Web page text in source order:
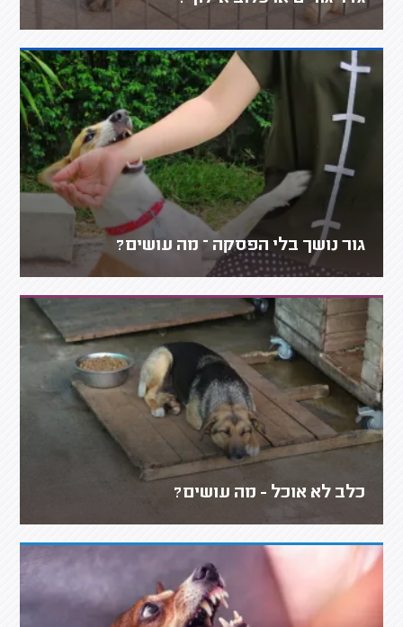
גור נושך בלי הפסקה – מה עושים?
כלב לא אוכל - מה עושים?